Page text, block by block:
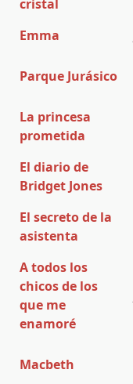
cristal
Emma
Parque Jurásico
La princesa
prometida
El diario de
Bridget Jones
El secreto de la
asistenta
A todos los
chicos de los
que me
enamoré
Macbeth